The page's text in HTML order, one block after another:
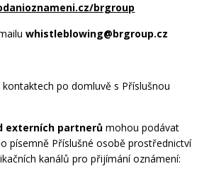
brgroup
whistleblowing@brgroup.cz
kontaktech po domluvě s Příslušnou
externích partnerůmohou podávat
písemně Příslušné osobě prostřednictví
kanálů pro přijímání oznámení: